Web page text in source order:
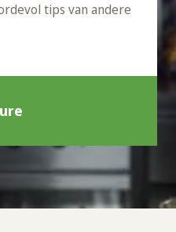
tips van andere